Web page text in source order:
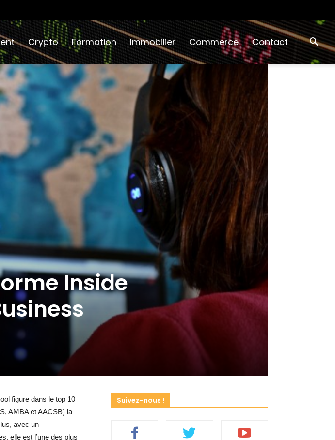
Crypto Formation Immobilier Commerce Contact
Inside
figure dans le top 10
AMBA et AACSB) la
avec un
elle est l’une des plus
Suivez-nous !